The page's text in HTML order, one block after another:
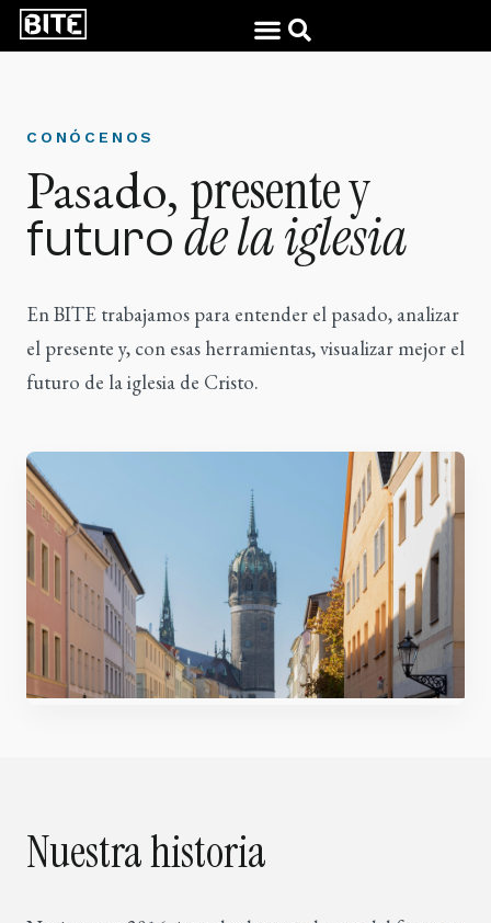
CONÓCENOS
Pasado, presente y
futuro de la iglesia
En BITE trabajamos para entender el pasado, analizar
el presente y, con esas herramientas, visualizar mejor el
futuro de la iglesia de Cristo.
Nuestra historia